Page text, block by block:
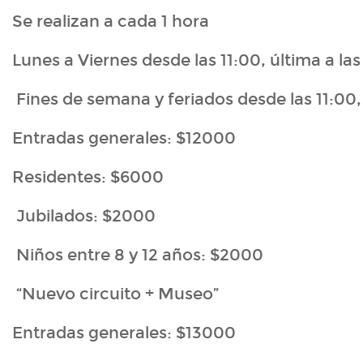
Se realizan a cada 1 hora
Lunes a Viernes desde las 11:00, última a
Fines de semana y feriados desde las
Entradas generales: $12000
Residentes: $6000
Jubilados: $2000
Niños entre 8 y 12 años: $2000
“Nuevo circuito + Museo”
Entradas generales: $13000